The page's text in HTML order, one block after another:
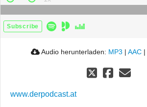
Subscribe
Audio herunterladen: MP3 | AAC |
www.derpodcast.at